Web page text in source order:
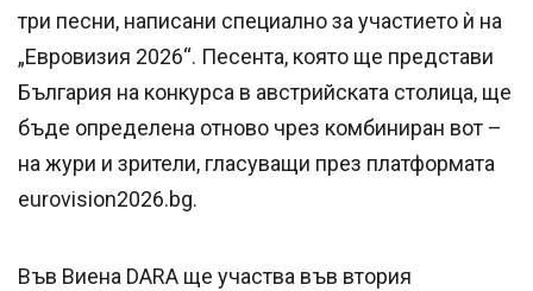
три песни, написани специално за участието ѝ на
„Евровизия 2026“. Песента, която ще представи
България на конкурса в австрийската столица, ще
бъде определена отново чрез комбиниран вот –
на жури и зрители, гласуващи през платформата
eurovision2026.bg.
Във Виена DARA ще участва във втория